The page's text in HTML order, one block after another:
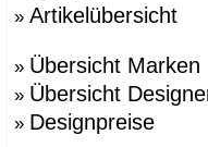
» Artikelübersicht
» Übersicht Marken
» Übersicht
» Designpreise